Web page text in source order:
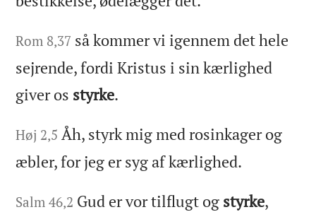
Rom 8,37 så kommer vi igennem det hele
sejrende, fordi Kristus i sin kærlighed
giver os styrke.
Høj 2,5 Åh, styrk mig med rosinkager og
æbler, for jeg er syg af kærlighed.
Salm 46,2 Gud er vor tilflugt og styrke,